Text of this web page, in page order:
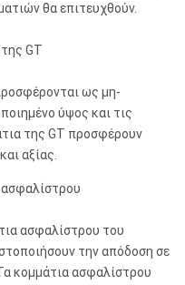
θα επιτευχθούν.
GT
ως μη-
ύψος και τις
της GT προσφέρουν
αξίας.
ασφαλίστρου
ασφαλίστρου του
την απόδοση σε
κομμάτια ασφαλίστρου